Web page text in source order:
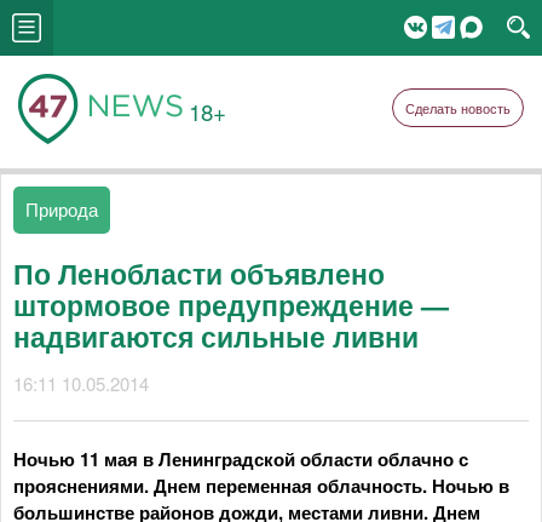
18+ Сделать новость
Природа
По Ленобласти объявлено
штормовое предупреждение —
надвигаются сильные ливни
16:11 10.05.2014
Ночью 11 мая в Ленинградской области облачно с
прояснениями. Днем переменная облачность. Ночью в
большинстве районов дожди, местами ливни. Днем